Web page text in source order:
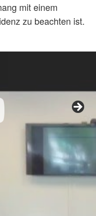
mit einem
zu beachten ist.